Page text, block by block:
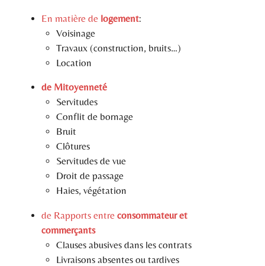
En matière de logement:
Voisinage
Travaux (construction, bruits…)
Location
de Mitoyenneté
Servitudes
Conflit de bornage
Bruit
Clôtures
Servitudes de vue
Droit de passage
Haies, végétation
de Rapports entre consommateur et
commerçants
Clauses abusives dans les contrats
Livraisons absentes ou tardives